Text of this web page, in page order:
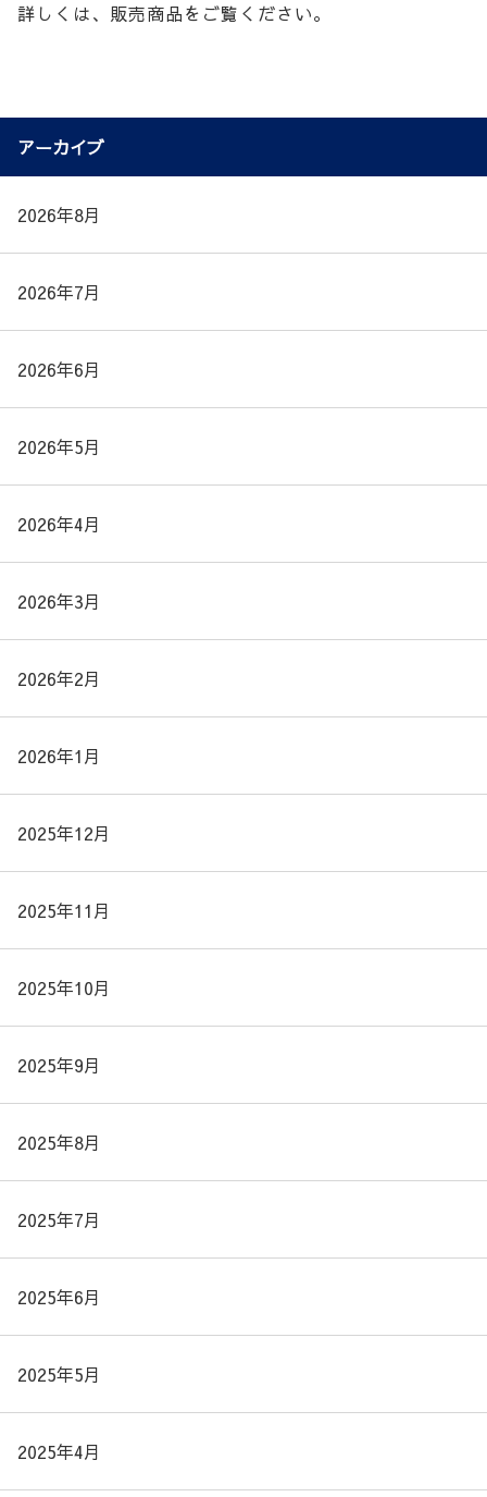
詳しくは、販売商品をご覧ください。
アーカイブ
2026年8月
2026年7月
2026年6月
2026年5月
2026年4月
2026年3月
2026年2月
2026年1月
2025年12月
2025年11月
2025年10月
2025年9月
2025年8月
2025年7月
2025年6月
2025年5月
2025年4月